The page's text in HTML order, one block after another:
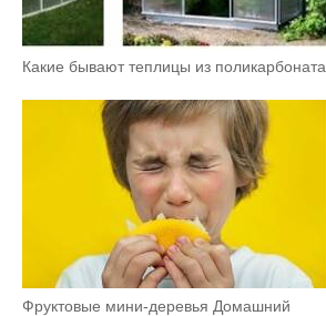
Какие бывают теплицы из поликарбоната
Фруктовыe мини-деревья Домашний